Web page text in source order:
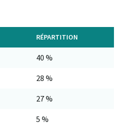
RÉPARTITION
40 %
28 %
27 %
5 %